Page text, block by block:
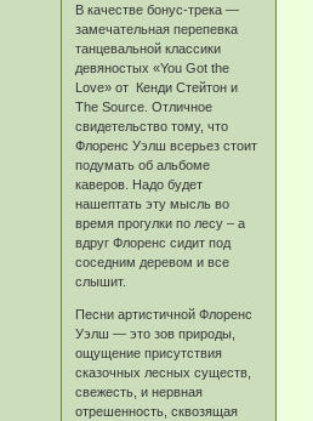
В качестве бонус-трека —
замечательная перепевка
танцевальной классики
девяностых «You Got the
Love» от Кенди Стейтон и
The Source. Отличное
свидетельство тому, что
Флоренс Уэлш всерьез стоит
подумать об альбоме
каверов. Надо будет
нашептать эту мысль во
время прогулки по лесу – а
вдруг Флоренс сидит под
соседним деревом и все
слышит.
Песни артистичной Флоренс
Уэлш — это зов природы,
ощущение присутствия
сказочных лесных существ,
свежесть, и нервная
отрешенность, сквозящая